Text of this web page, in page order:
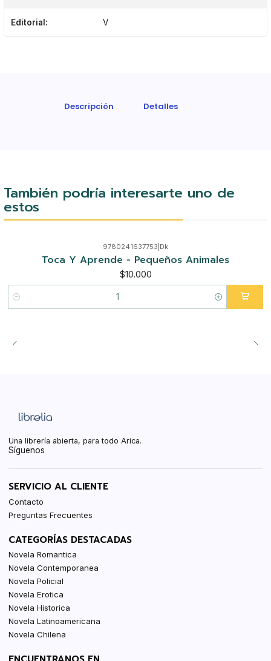
Editorial: V
Descripción Detalles
También podría interesarte uno de
estos
9780241637753 Dk
Toca Y Aprende - Pequeños Animales
$10.000
Cantidad
Una librería abierta, para todo Arica.
Síguenos
SERVICIO AL CLIENTE
Contacto
Preguntas Frecuentes
CATEGORÍAS DESTACADAS
Novela Romantica
Novela Contemporanea
Novela Policial
Novela Erotica
Novela Historica
Novela Latinoamericana
Novela Chilena